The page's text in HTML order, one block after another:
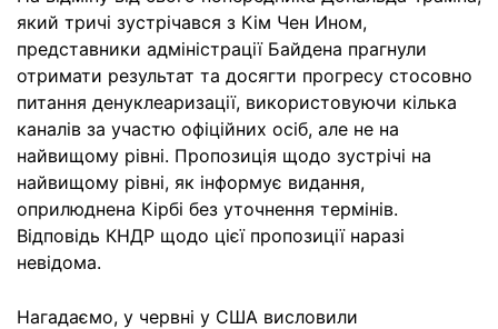
який тричі зустрічався з Кім Чен Ином,
представники адміністрації Байдена прагнули
отримати результат та досягти прогресу стосовно
питання денуклеаризації, використовуючи кілька
каналів за участю офіційних осіб, але не на
найвищому рівні. Пропозиція щодо зустрічі на
найвищому рівні, як інформує видання,
оприлюднена Кірбі без уточнення термінів.
Відповідь КНДР щодо цієї пропозиції наразі
невідома.
Нагадаємо, у червні у США висловили